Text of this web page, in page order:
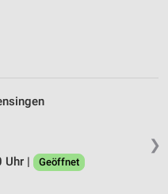
❯
Uhr |
Geöffnet